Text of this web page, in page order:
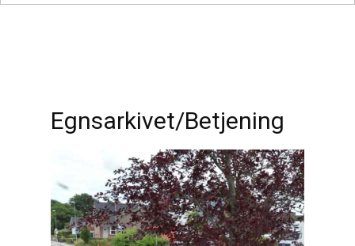
Egnsarkivet/Betjening